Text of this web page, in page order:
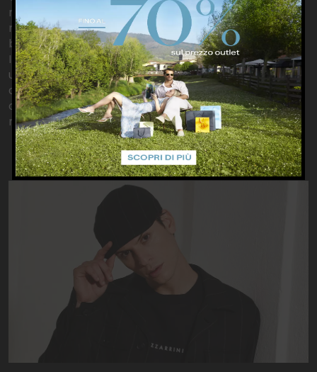
ma offre contenuti: ogni capo trasmette un
messaggio, ogni collezione nasconde un linguaggio
ben preciso.
I suoi prodotti sono frutto di un esclusivo mix che
unisce sartorialità e
avanguardismo: capi di altissima qualità, studiati in
ogni dettaglio e disegnati per attirare un pubblico
nazionale e internazionale.